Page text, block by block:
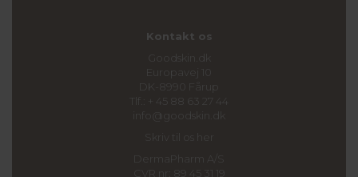
Kontakt os
Goodskin.dk
Europavej 10
DK-8990 Fårup
Tlf.: + 45 88 63 27 44
info@goodskin.dk
Skriv til os her
DermaPharm A/S
CVR nr: 89 45 31 19